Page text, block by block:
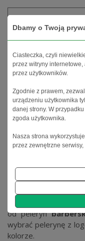
Strona główna
Odzież ochronna
ubranie stylisty
oferuje szeroki
od peleryn
wybrać pelerynę z
kolorze.
Dbamy o Twoją
Ciasteczka, czyli
przez witryny
przez użytkowników.
Zgodnie z prawem,
urządzeniu użytkownika
danej strony. W
zgoda użytkownika.
Nasza strona
przez zewnętrzne